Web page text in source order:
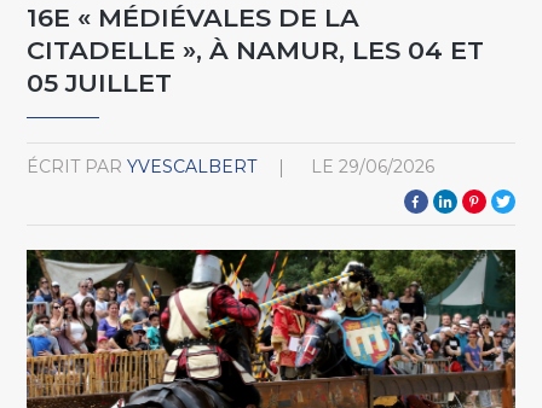
16E « MÉDIÉVALES DE LA
CITADELLE », À NAMUR, LES 04 ET
05 JUILLET
ÉCRIT PAR YVESCALBERT LE 29/06/2026